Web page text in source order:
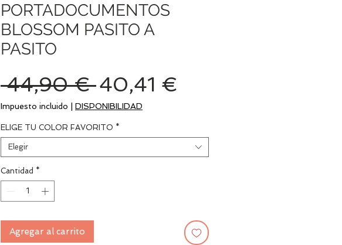
PORTADOCUMENTOS
BLOSSOM PASITO A
PASITO
44,90 € Precio
40,41 €
oferta
Impuesto incluido DISPONIBILIDAD
ELIGE TU COLOR FAVORITO *
Elegir
Cantidad *
Agregar al carrito